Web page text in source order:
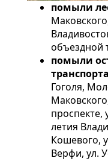
помыли
объездной
помыли
транспорта
Гоголя,
проспекте,
летия
Кошевого,
Верфи, ул.